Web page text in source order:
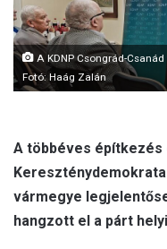
l
A KDNP Csongrád-
Fotó: Haág Zalán
A többéves építkezés
vármegye
hangzott el a párt